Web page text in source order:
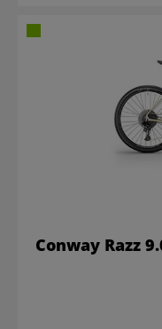
Conway Razz